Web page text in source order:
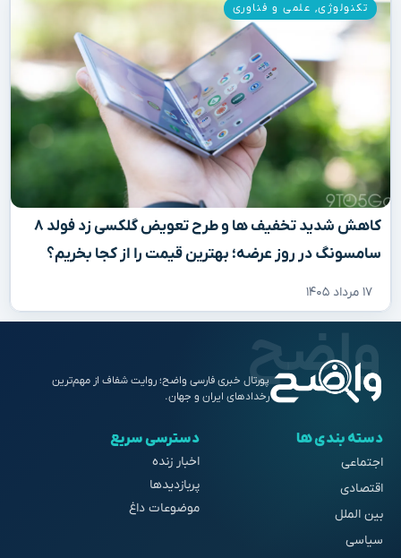
کاهش شدید تخفیف‌ ها و طرح تعویض گلکسی زد فولد ۸
سامسونگ در روز عرضه؛ بهترین قیمت را از کجا بخریم؟
۱۷ مرداد ۱۴۰۵
تکنولوژی, علمی و فناوری
پورتال خبری فارسی واضح؛ روایت شفاف از مهم‌ترین
رخدادهای ایران و جهان.
دسته بندی ها
اجتماعی
اقتصادی
بین الملل
سیاسی
دسترسی سریع
اخبار زنده
پربازدیدها
موضوعات داغ